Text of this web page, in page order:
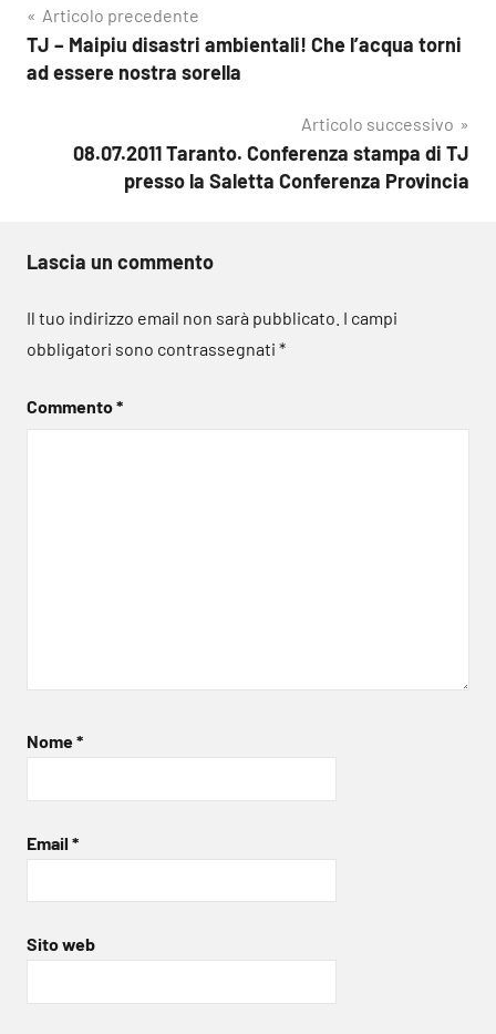
Navigazione
articoli
Articolo precedente
TJ – Maipiu disastri ambientali! Che l’acqua torni
ad essere nostra sorella
Articolo successivo
08.07.2011 Taranto. Conferenza stampa di TJ
presso la Saletta Conferenza Provincia
Lascia un commento
Il tuo indirizzo email non sarà pubblicato. I campi
obbligatori sono contrassegnati *
Commento*
Nome*
Email *
Sito web